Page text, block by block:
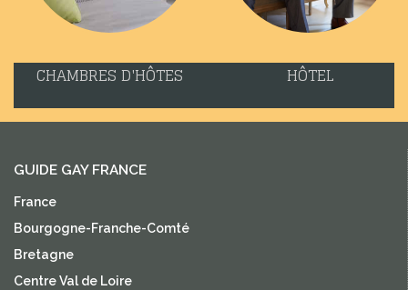
CHAMBRES D'HÔTES HÔTEL
GUIDE GAY FRANCE
France
Bourgogne-Franche-Comté
Bretagne
Centre Val de Loire